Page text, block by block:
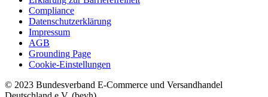
Compliance
Datenschutzerklärung
Impressum
AGB
Grounding Page
Cookie-Einstellungen
© 2023 Bundesverband E-Commerce und Versandhandel